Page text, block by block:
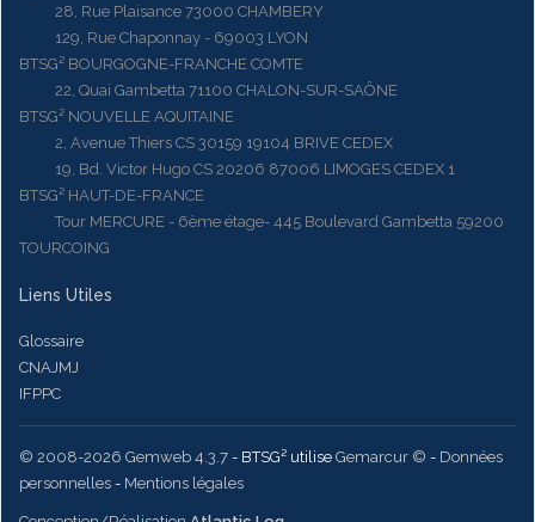
28, Rue Plaisance 73000 CHAMBERY
129, Rue Chaponnay - 69003 LYON
BTSG² BOURGOGNE-FRANCHE COMTE
22, Quai Gambetta 71100 CHALON-SUR-SAÔNE
BTSG² NOUVELLE AQUITAINE
2, Avenue Thiers CS 30159 19104 BRIVE CEDEX
19, Bd. Victor Hugo CS 20206 87006 LIMOGES CEDEX 1
BTSG² HAUT-DE-FRANCE
Tour MERCURE - 6ème étage- 445 Boulevard Gambetta 59200
TOURCOING
Liens Utiles
Glossaire
CNAJMJ
IFPPC
© 2008-2026 Gemweb 4.3.7 - BTSG² utilise Gemarcur © - Données
personnelles - Mentions légales